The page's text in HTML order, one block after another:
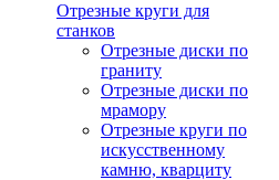
Отрезные круги для
станков
Отрезные диски по
граниту
Отрезные диски по
мрамору
Отрезные круги по
искусственному
камню, кварциту